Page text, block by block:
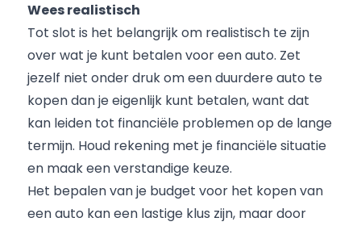
Wees realistisch
Tot slot is het belangrijk om realistisch te zijn
over wat je kunt betalen voor een auto. Zet
jezelf niet onder druk om een duurdere auto te
kopen dan je eigenlijk kunt betalen, want dat
kan leiden tot financiële problemen op de lange
termijn. Houd rekening met je financiële situatie
en maak een verstandige keuze.
Het bepalen van je budget voor het kopen van
een auto kan een lastige klus zijn, maar door